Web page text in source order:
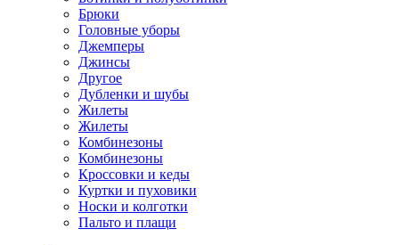
Брюки
Головные уборы
Джемперы
Джинсы
Другое
Дубленки и шубы
Жилеты
Жилеты
Комбинезоны
Комбинезоны
Кроссовки и кеды
Куртки и пуховики
Носки и колготки
Пальто и плащи